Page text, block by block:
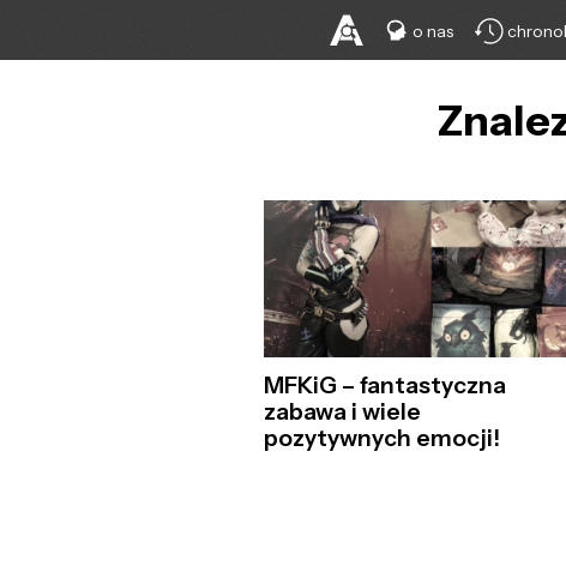
o nas
MFKiG – fantastyczna
zabawa i wiele
pozytywnych emocji!